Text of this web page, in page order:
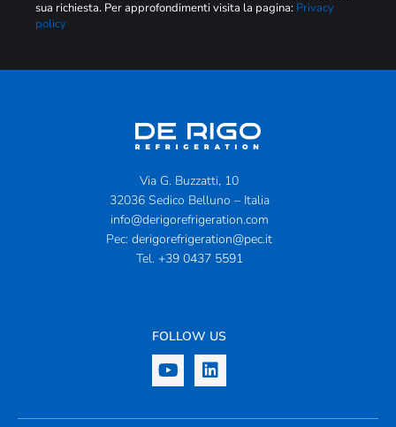
sua richiesta. Per approfondimenti visita la pagina: Privacy
policy
Via G. Buzzatti, 10
32036 Sedico Belluno – Italia
info@derigorefrigeration.com
Pec: derigorefrigeration@pec.it
Tel. +39 0437 5591
FOLLOW US